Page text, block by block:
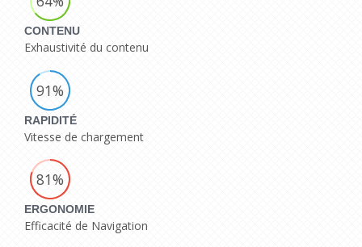
CONTENU
Exhaustivité du contenu
91%
RAPIDITÉ
Vitesse de chargement
81%
ERGONOMIE
Efficacité de Navigation